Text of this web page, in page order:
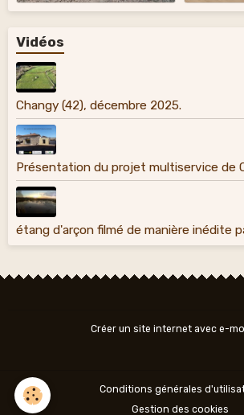
Vidéos
Changy (42), décembre 2025.
Présentation du projet multiservice de
étang d'arçon filmé de manière inédite
Créer un site internet avec e-
Conditions générales
Gestion des cookies